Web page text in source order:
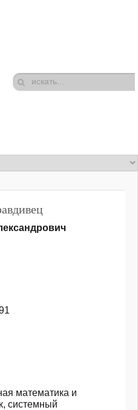
математика и
системный